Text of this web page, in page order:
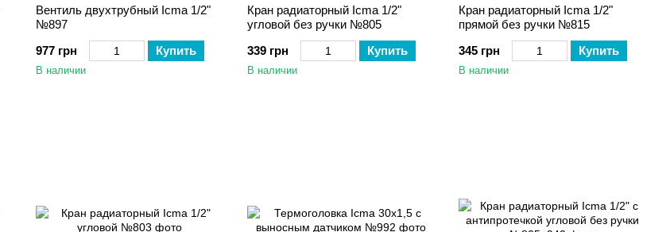
Вентиль двухтрубный Icma 1/2"
№897
977 грн
Купить
В наличии
Кран радиаторный Icma 1/2"
угловой без ручки №805
339 грн
Купить
В наличии
Кран радиаторный Icma 1/2"
прямой без ручки №815
345 грн
Купить
В наличии